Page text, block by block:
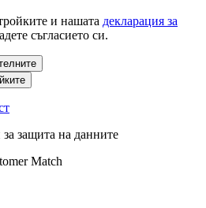
и нашата декларация за
съгласието си.
защита на данните
Match